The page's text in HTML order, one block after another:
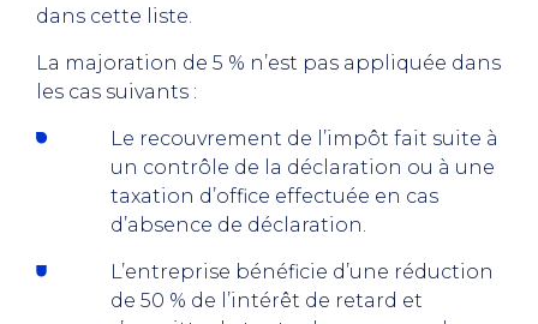
dans cette liste.
La majoration de 5 % n’est pas appliquée dans
les cas suivants :
Le recouvrement de l’impôt fait suite à
un contrôle de la déclaration ou à une
taxation d’office effectuée en cas
d’absence de déclaration.
L’entreprise bénéficie d’une réduction
de 50 % de l’intérêt de retard et